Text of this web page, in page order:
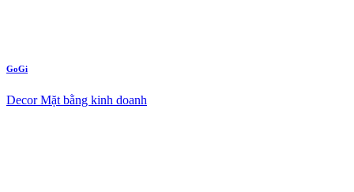
GoGi
Decor Mặt bằng kinh doanh